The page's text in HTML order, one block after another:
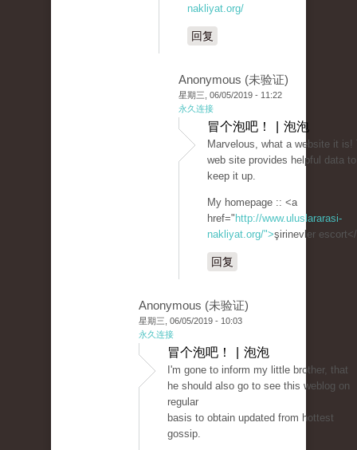
nakliyat.org/
回复
Anonymous (未验证)
星期三, 06/05/2019 - 11:22
永久连接
冒个泡吧！ | 泡泡
Marvelous, what a website it is!
web site provides helpful data
keep it up.
My homepage :: <a
href=" http://www.uluslararasi-
nakliyat.org/">şirinevler
回复
Anonymous (未验证)
星期三, 06/05/2019 - 10:03
永久连接
冒个泡吧！ | 泡泡
I'm gone to inform my little brother, that
he should also go to see this weblog on
regular
basis to obtain updated from hottest
gossip.